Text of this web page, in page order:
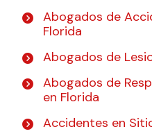
Abogados de
Florida
Abogados de
Abogados de
en Florida
Accidentes en